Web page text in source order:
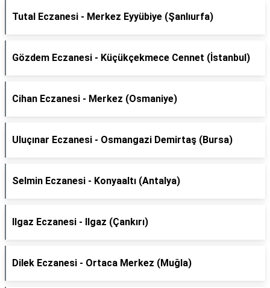
Tutal Eczanesi - Merkez Eyyübiye (Şanlıurfa)
Gözdem Eczanesi - Küçükçekmece Cennet (İstanbul)
Cihan Eczanesi - Merkez (Osmaniye)
Uluçınar Eczanesi - Osmangazi Demirtaş (Bursa)
Selmin Eczanesi - Konyaaltı (Antalya)
Ilgaz Eczanesi - Ilgaz (Çankırı)
Dilek Eczanesi - Ortaca Merkez (Muğla)